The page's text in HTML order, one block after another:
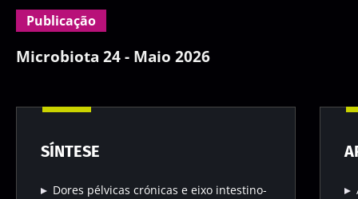
Publicação
Microbiota 24 - Maio 2026
SÍNTESE
Dores pélvicas crónicas e eixo intestino-